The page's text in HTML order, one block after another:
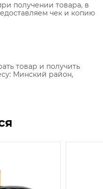
получении товара, в
чек и копию
товар и получить
Минский район,